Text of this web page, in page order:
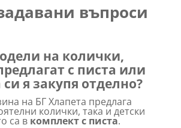
въпроси
на колички,
с писта или
я закупя отделно?
на БГ Хлапета предлага
колички, така и детски
са в комплект с писта.